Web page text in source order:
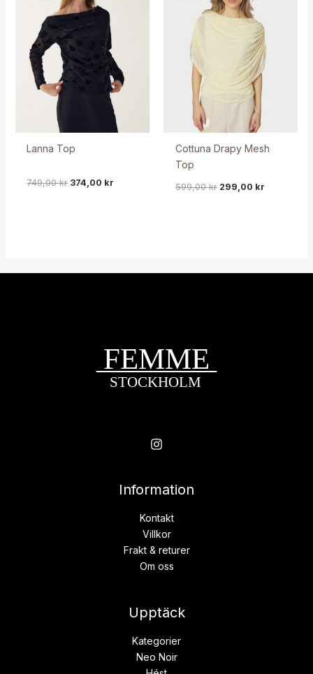
Lanna Top
749,00kr 374,00 kr
Cottuna Drapy Mesh
Top
599,00kr 299,00 kr
Information
Kontakt
Villkor
Frakt & returer
Om oss
Upptäck
Kategorier
Neo Noir